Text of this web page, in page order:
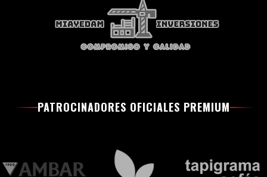
PATROCINADORES OFICIALES PREMIUM